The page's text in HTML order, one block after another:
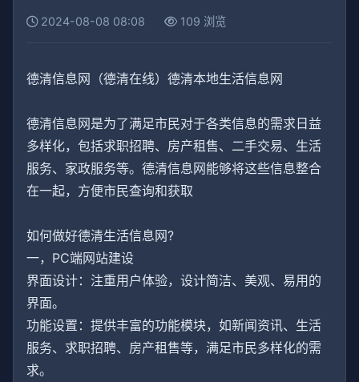
2024-08-08 08:08 109 浏览
德清信息网（德清在线）德清本地生活信息网
德清信息网是为了满足市民对于各类信息的需求日益
多样化，包括求职招聘、房产租售、二手交易、生活
服务、家政服务等。德清信息网能够将这些信息整合
在一起，方便市民查询和获取
如何做好德清生活信息网?
一，PC端网站建设
界面设计：注重用户体验，设计简洁、美观、易用的
界面。
功能设置：提供丰富的功能模块，如新闻资讯、生活
服务、求职招聘、房产租售等，满足市民多样化的需
求。